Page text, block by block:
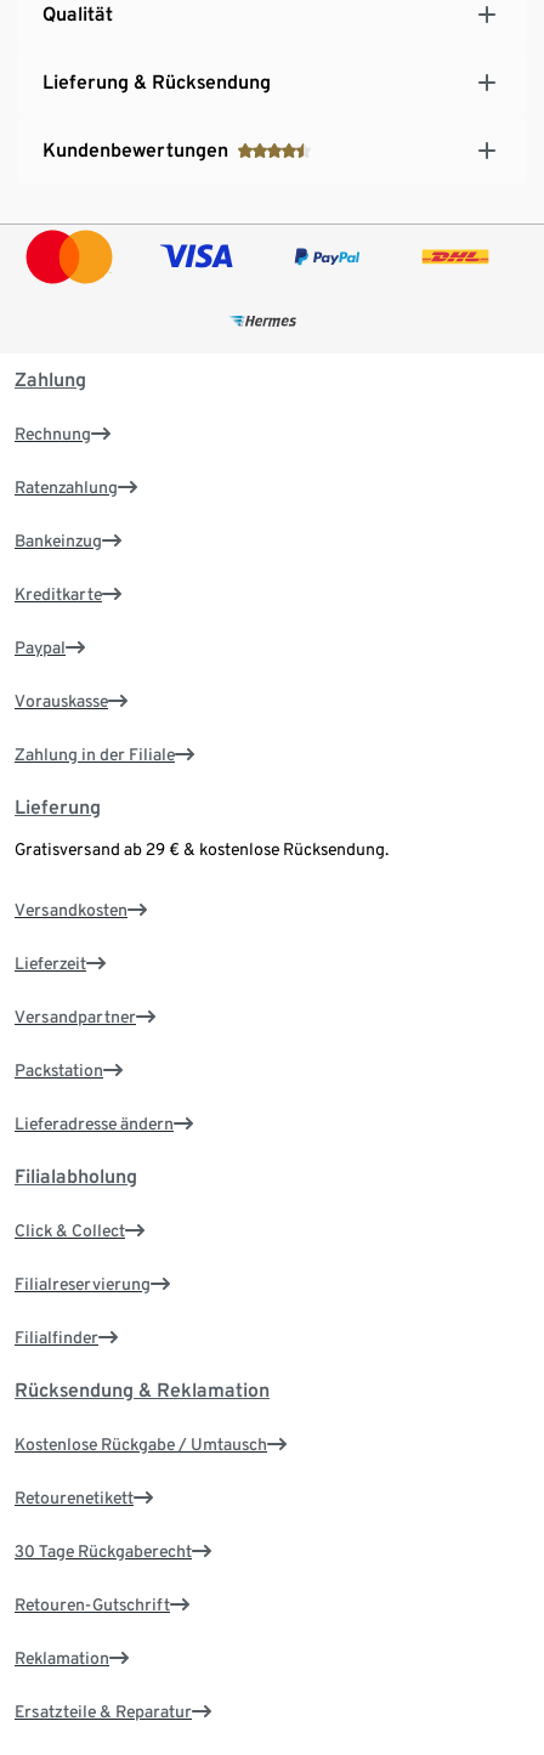
Qualität
Lieferung & Rücksendung
Kundenbewertungen
Zahlung
Rechnung
Ratenzahlung
Bankeinzug
Kreditkarte
Paypal
Vorauskasse
Zahlung in der Filiale
Lieferung
Gratisversand ab 29 € & kostenlose Rücksendung.
Versandkosten
Lieferzeit
Versandpartner
Packstation
Lieferadresse ändern
Filialabholung
Click & Collect
Filialreservierung
Filialfinder
Rücksendung & Reklamation
Kostenlose Rückgabe / Umtausch
Retourenetikett
30 Tage Rückgaberecht
Retouren-Gutschrift
Reklamation
Ersatzteile & Reparatur